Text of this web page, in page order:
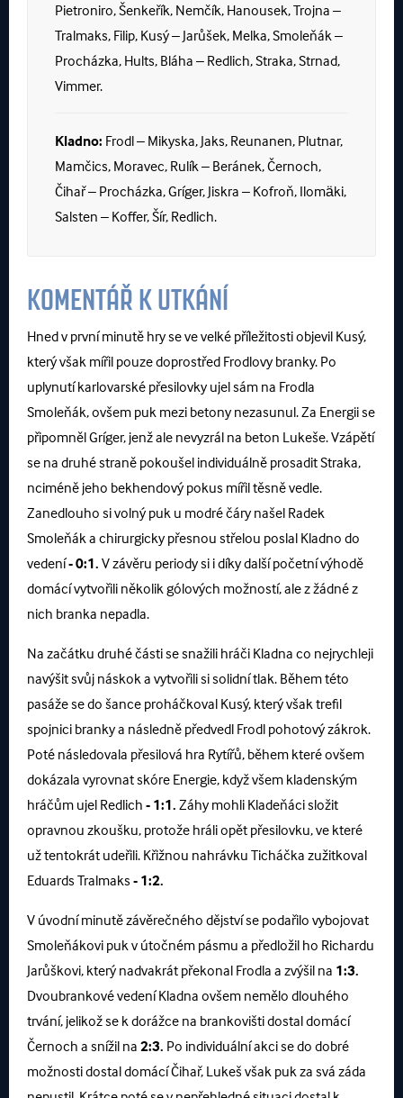
Pietroniro, Šenkeřík, Nemčík, Hanousek, Trojna –
Tralmaks, Filip, Kusý – Jarůšek, Melka, Smoleňák –
Procházka, Hults, Bláha – Redlich, Straka, Strnad,
Vimmer.
Kladno: Frodl – Mikyska, Jaks, Reunanen, Plutnar,
Mamčics, Moravec, Rulík – Beránek, Černoch,
Čihař – Procházka, Gríger, Jiskra – Kofroň, Ilomäki,
Salsten – Koffer, Šír, Redlich.
KOMENTÁŘ K UTKÁNÍ
Hned v první minutě hry se ve velké příležitosti objevil Kusý,
který však mířil pouze doprostřed Frodlovy branky. Po
uplynutí karlovarské přesilovky ujel sám na Frodla
Smoleňák, ovšem puk mezi betony nezasunul. Za Energii se
připomněl Gríger, jenž ale nevyzrál na beton Lukeše. Vzápětí
se na druhé straně pokoušel individuálně prosadit Straka,
nciméně jeho bekhendový pokus mířil těsně vedle.
Zanedlouho si volný puk u modré čáry našel Radek
Smoleňák a chirurgicky přesnou střelou poslal Kladno do
vedení- 0:1. V závěru periody si i díky další početní výhodě
domácí vytvořili několik gólových možností, ale z žádné z
nich branka nepadla.
Na začátku druhé části se snažili hráči Kladna co nejrychleji
navýšit svůj náskok a vytvořili si solidní tlak. Během této
pasáže se do šance proháčkoval Kusý, který však trefil
spojnici branky a následně předvedl Frodl pohotový zákrok.
Poté následovala přesilová hra Rytířů, během které ovšem
dokázala vyrovnat skóre Energie, když všem kladenským
hráčům ujel Redlich - 1:1. Záhy mohli Kladeňáci složit
opravnou zkoušku, protože hráli opět přesilovku, ve které
už tentokrát udeřili. Křižnou nahrávku Ticháčka zužitkoval
Eduards Tralmaks - 1:2.
V úvodní minutě závěrečného dějství se podařilo vybojovat
Smoleňákovi puk v útočném pásmu a předložil ho Richardu
Jarůškovi, který nadvakrát překonal Frodla a zvýšil na 1:3.
Dvoubrankové vedení Kladna ovšem nemělo dlouhého
trvání, jelikož se k dorážce na brankovišti dostal domácí
Černoch a snížil na 2:3. Po individuální akci se do dobré
možnosti dostal domácí Čihař, Lukeš však puk za svá záda